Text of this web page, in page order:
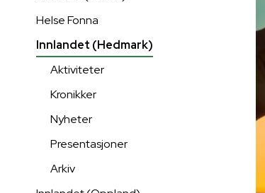
Helse Fonna
Innlandet (Hedmark)
Aktiviteter
Kronikker
Nyheter
Presentasjoner
Arkiv